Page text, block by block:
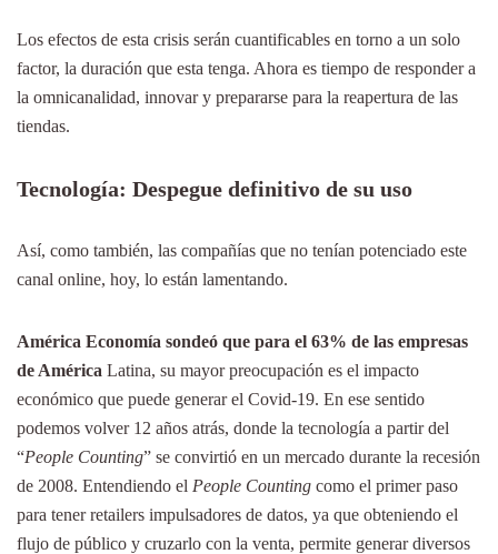
Los efectos de esta crisis serán cuantificables en torno a un solo
factor, la duración que esta tenga. Ahora es tiempo de responder a
la omnicanalidad, innovar y prepararse para la reapertura de las
tiendas.
Tecnología: Despegue definitivo de su uso
Así, como también, las compañías que no tenían potenciado este
canal online, hoy, lo están lamentando.
América Economía sondeó que para el 63% de las empresas
de América Latina, su mayor preocupación es el impacto
económico que puede generar el Covid-19. En ese sentido
podemos volver 12 años atrás, donde la tecnología a partir del
“People Counting” se convirtió en un mercado durante la recesión
de 2008. Entendiendo el People Counting como el primer paso
para tener retailers impulsadores de datos, ya que obteniendo el
flujo de público y cruzarlo con la venta, permite generar diversos